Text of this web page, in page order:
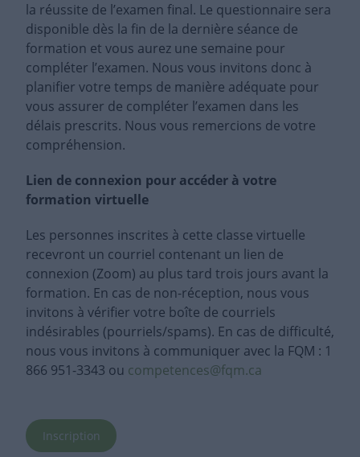
la réussite de l’examen final. Le questionnaire sera
disponible dès la fin de la dernière séance de
formation et vous aurez une semaine pour
compléter l’examen. Nous vous invitons donc à
planifier votre temps de manière adéquate pour
vous assurer de compléter l’examen dans les
délais prescrits. Nous vous remercions de votre
compréhension.
Lien de connexion pour accéder à votre
formation virtuelle
Les personnes inscrites à cette classe virtuelle
recevront un courriel contenant un lien de
connexion (Zoom) au plus tard trois jours avant la
formation. En cas de non-réception, nous vous
invitons à vérifier votre boîte de courriels
indésirables (pourriels/spams). En cas de difficulté,
nous vous invitons à communiquer avec la FQM : 1
866 951-3343 ou competences@fqm.ca
Inscription